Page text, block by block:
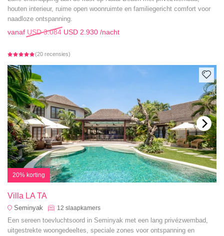
houten interieur, ruime open woonruimte en familiegericht comfort voor
naadloze ontspanning.
vanaf USD 3.084 USD 2.930 /nacht
(20 recensies)
20% korting
Villa LA TA
Seminyak 12 slaapkamers
Een sereen toevluchtsoord in Seminyak met een lang privézwembad,
uitgestrekte woongedeeltes, speciale zones voor ontspanning en